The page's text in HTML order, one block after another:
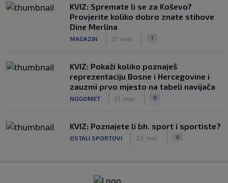
KVIZ: Spremate li se za Koševo?
Provjerite koliko dobro znate stihove
Dine Merlina
MAGAZIN 31. mar. 1
KVIZ: Pokaži koliko poznaješ
reprezentaciju Bosne i Hercegovine i
zauzmi prvo mjesto na tabeli navijača
NOGOMET 31. mar. 0
KVIZ: Poznajete li bh. sport i sportiste?
OSTALI SPORTOVI 23. mar. 0